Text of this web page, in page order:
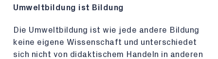
Umweltbildung ist Bildung
Die Umweltbildung ist wie jede andere Bildung
keine eigene Wissenschaft und unterschiedet
sich nicht von didaktischem Handeln in anderen